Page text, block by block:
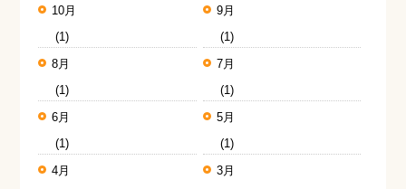
10月
(1)
9月
(1)
8月
(1)
7月
(1)
6月
(1)
5月
(1)
4月
3月